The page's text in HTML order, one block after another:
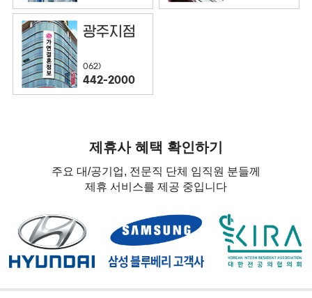
광주지점
062)
442-2000
제휴사 혜택 확인하기
주요 대/공기업, 전문직 단체 임직원 분들께
제휴 서비스를 제공 중입니다